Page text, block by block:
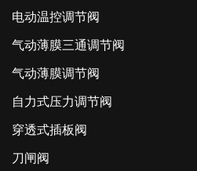
电动温控调节阀
气动薄膜三通调节阀
气动薄膜调节阀
自力式压力调节阀
穿透式插板阀
刀闸阀